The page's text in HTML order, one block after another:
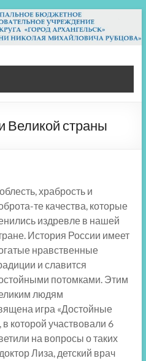
Великой страны
храбрость и
те качества, которые
издревле в нашей
История России имеет
нравственные
и славится
потомками. Этим
людям
игра «Достойные
которой участвовали 6
на вопросы о таких
Лиза, детский врач